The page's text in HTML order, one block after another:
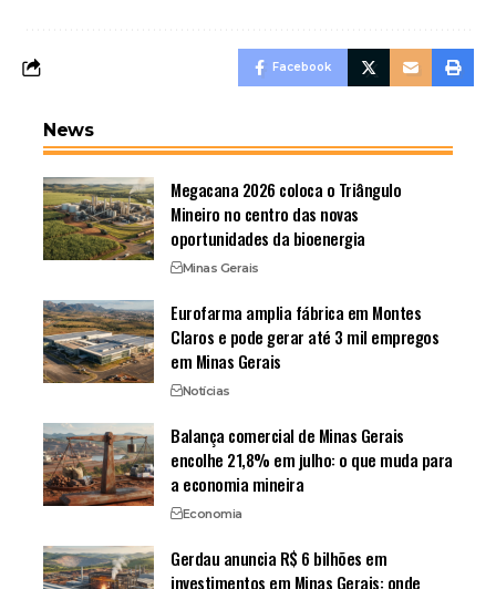
Facebook
News
Megacana 2026 coloca o Triângulo
Mineiro no centro das novas
oportunidades da bioenergia
Minas Gerais
Eurofarma amplia fábrica em Montes
Claros e pode gerar até 3 mil empregos
em Minas Gerais
Notícias
Balança comercial de Minas Gerais
encolhe 21,8% em julho: o que muda para
a economia mineira
Economia
Gerdau anuncia R$ 6 bilhões em
investimentos em Minas Gerais: onde